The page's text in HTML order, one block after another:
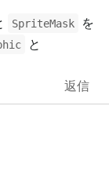
SpriteMask
を
と
返信